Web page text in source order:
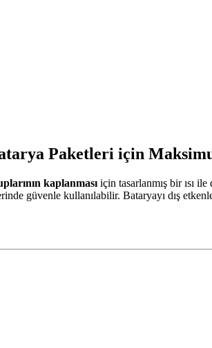
Paketleri için
kaplanması için tasarlanmış bir ısı
güvenle kullanılabilir. Bataryayı dış